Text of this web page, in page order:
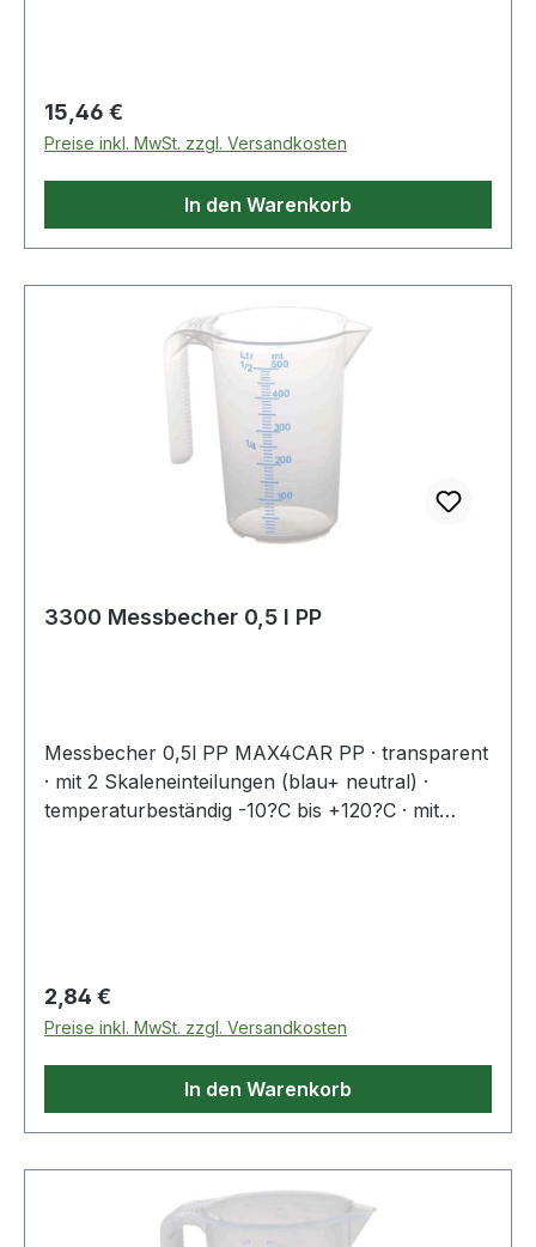
Regulärer Preis:
15,46 €
Preise inkl. MwSt. zzgl. Versandkosten
In den Warenkorb
3300 Messbecher 0,5 l PP
Messbecher 0,5l PP MAX4CAR PP · transparent
· mit 2 Skaleneinteilungen (blau+ neutral) ·
temperaturbeständig -10?C bis +120?C · mit
Regulärer Preis:
2,84 €
Preise inkl. MwSt. zzgl. Versandkosten
In den Warenkorb